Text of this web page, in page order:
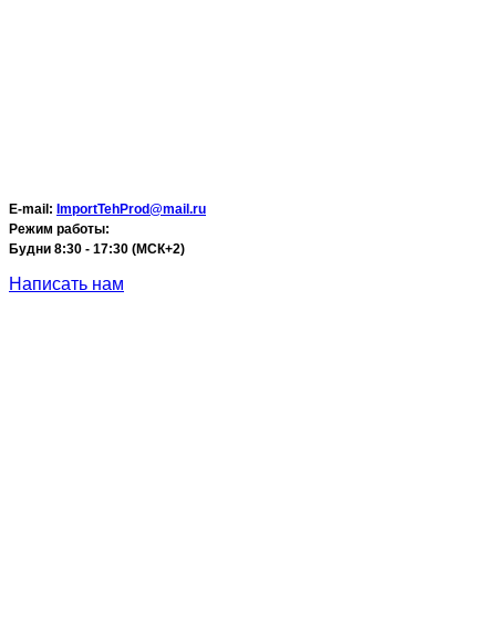
E-mail: ImportTehProd@mail.ru
Режим работы:
Будни 8:30 - 17:30 (МСК+2)
Написать нам